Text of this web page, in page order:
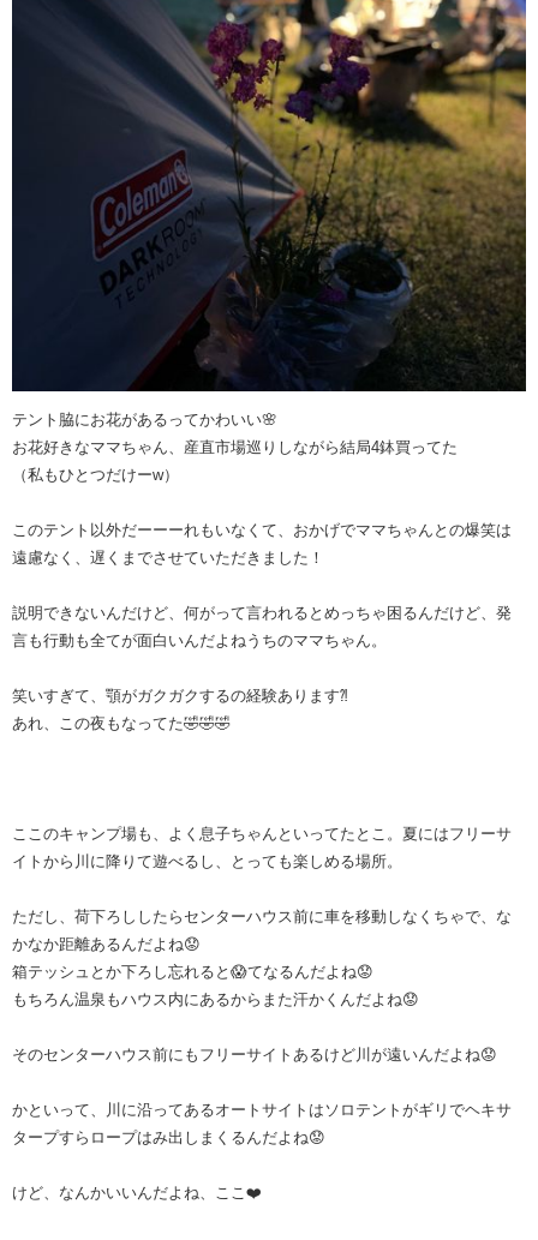
テント脇にお花があるってかわいい🌸
お花好きなママちゃん、産直市場巡りしながら結局4鉢買ってた
（私もひとつだけーw）
このテント以外だーーーれもいなくて、おかげでママちゃんとの爆笑は
遠慮なく、遅くまでさせていただきました！
説明できないんだけど、何がって言われるとめっちゃ困るんだけど、発
言も行動も全てが面白いんだよねうちのママちゃん。
笑いすぎて、顎がガクガクするの経験あります⁈
あれ、この夜もなってた🤣🤣🤣
ここのキャンプ場も、よく息子ちゃんといってたとこ。夏にはフリーサ
イトから川に降りて遊べるし、とっても楽しめる場所。
ただし、荷下ろししたらセンターハウス前に車を移動しなくちゃで、な
かなか距離あるんだよね😟
箱テッシュとか下ろし忘れると😱てなるんだよね😟
もちろん温泉もハウス内にあるからまた汗かくんだよね😟
そのセンターハウス前にもフリーサイトあるけど川が遠いんだよね😟
かといって、川に沿ってあるオートサイトはソロテントがギリでヘキサ
タープすらロープはみ出しまくるんだよね😟
けど、なんかいいんだよね、ここ❤️